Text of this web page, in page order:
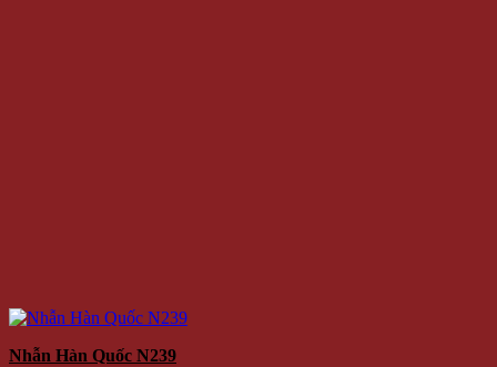
Nhẫn Hàn Quốc N239